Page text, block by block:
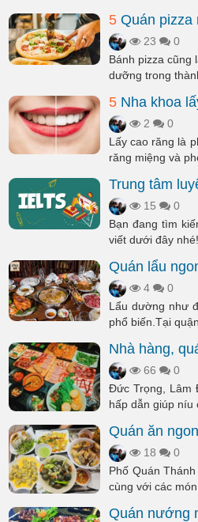
5 Quán pizza
23
0
Bánh pizza cũng
dưỡng trong
5 Nha khoa
2
0
Lấy cao răng là
răng miệng và
Trung tâm
15
0
Bạn đang tìm
viết dưới đây nhé!
Quán lẩu
4
0
Lẩu dường như
phổ biến.Tại
Nhà hàng,
66
0
Đức Trọng, Lâm
hấp dẫn giúp níu
Quán ăn
18
0
Phố Quán
cùng với các
Quán nướng